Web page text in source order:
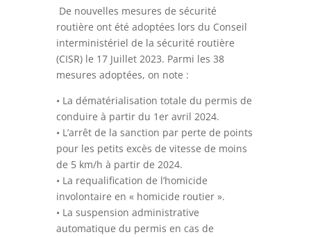
De nouvelles mesures de sécurité
routière ont été adoptées lors du Conseil
interministériel de la sécurité routière
(CISR) le 17 Juillet 2023. Parmi les 38
mesures adoptées, on note :
• La dématérialisation totale du permis de
conduire à partir du 1er avril 2024.
• L’arrêt de la sanction par perte de points
pour les petits excès de vitesse de moins
de 5 km/h à partir de 2024.
• La requalification de l’homicide
involontaire en « homicide routier ».
• La suspension administrative
automatique du permis en cas de